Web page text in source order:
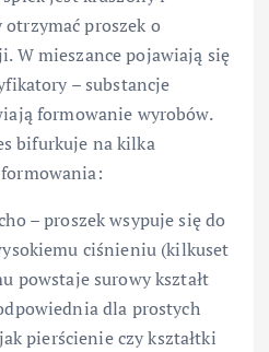
proszek o
W mieszance pojawiają się
– substancje
formowanie wyrobów.
bifurkuje na kilka
– proszek wsypuje się do
ciśnieniu (kilkuset
powstaje surowy kształt
dla prostych
pierścienie czy kształtki